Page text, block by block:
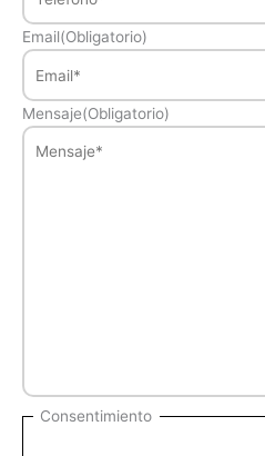
Email(Obligatorio)
Mensaje(Obligatorio)
Consentimiento